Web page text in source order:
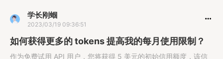
学长刚蝈
2023/03/19 09:36:51
如何获得更多的 tokens 提高我的每月使用限制？
作为免费试用 API 用户，您将获得 5 美元的初始信用额度，该信